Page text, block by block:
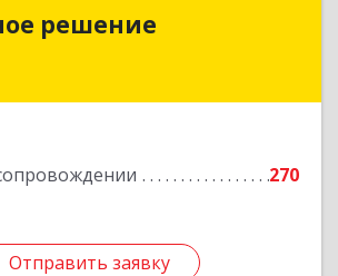
решение
270
Отправить заявку
Респ, Керчь г, Адмиралтейский
Отправить заявку